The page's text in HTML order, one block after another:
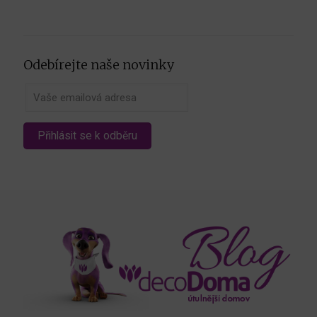
Odebírejte naše novinky